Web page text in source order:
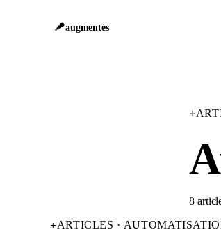
augmentés
+
8
+ARTICLES ·